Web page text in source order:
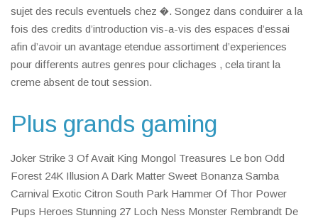
sujet des reculs eventuels chez �. Songez dans conduirer a la
fois des credits d’introduction vis-a-vis des espaces d’essai
afin d’avoir un avantage etendue assortiment d’experiences
pour differents autres genres pour clichages , cela tirant la
creme absent de tout session.
Plus grands gaming
Joker Strike 3 Of Avait King Mongol Treasures Le bon Odd
Forest 24K Illusion A Dark Matter Sweet Bonanza Samba
Carnival Exotic Citron South Park Hammer Of Thor Power
Pups Heroes Stunning 27 Loch Ness Monster Rembrandt De